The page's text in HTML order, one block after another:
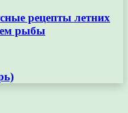
рецепты летних
рыбы